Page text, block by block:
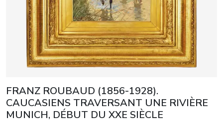
FRANZ ROUBAUD (1856-1928).
CAUCASIENS TRAVERSANT UNE RIVIÈRE
MUNICH, DÉBUT DU XXE SIÈCLE